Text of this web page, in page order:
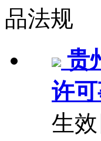
品法规
贵
许
生